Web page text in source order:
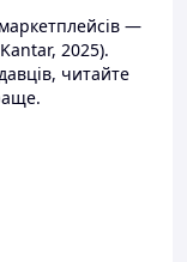
—
2025).
читайте